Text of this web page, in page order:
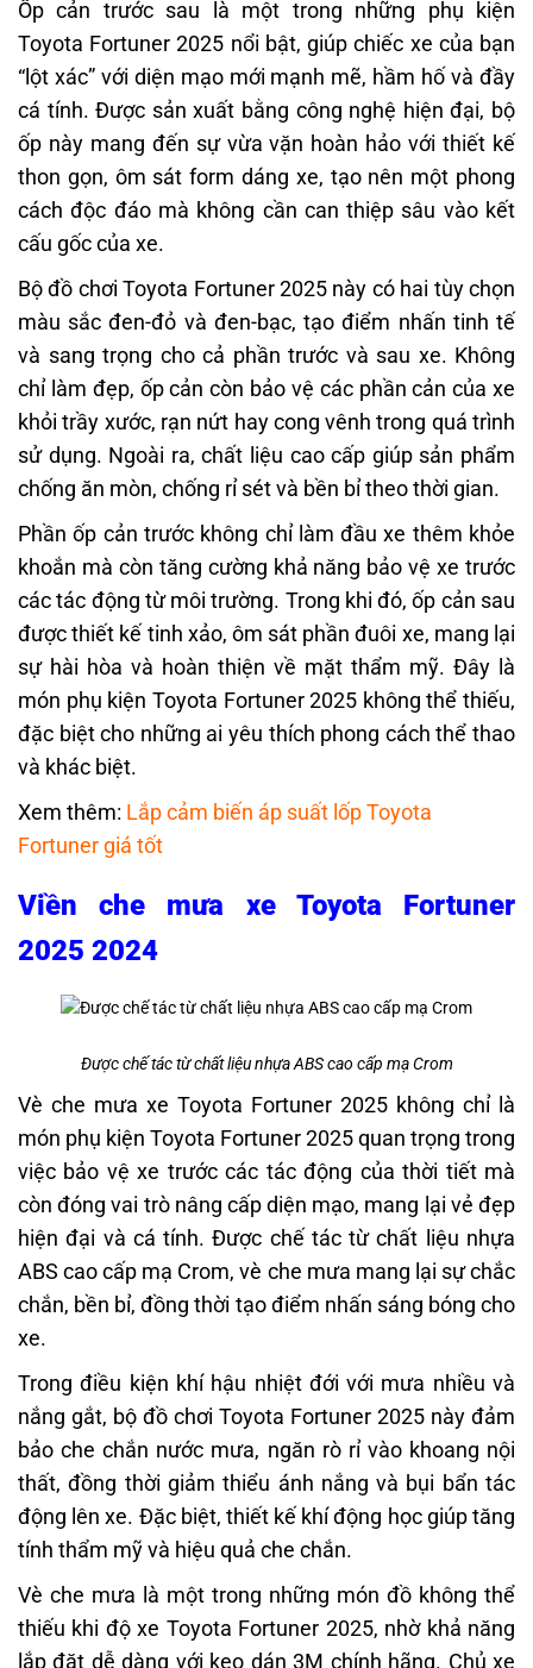
Ốp cản trước sau là một trong những phụ kiện
Toyota Fortuner 2025 nổi bật, giúp chiếc xe của bạn
“lột xác” với diện mạo mới mạnh mẽ, hầm hố và đầy
cá tính. Được sản xuất bằng công nghệ hiện đại, bộ
ốp này mang đến sự vừa vặn hoàn hảo với thiết kế
thon gọn, ôm sát form dáng xe, tạo nên một phong
cách độc đáo mà không cần can thiệp sâu vào kết
cấu gốc của xe.
Bộ đồ chơi Toyota Fortuner 2025 này có hai tùy chọn
màu sắc đen-đỏ và đen-bạc, tạo điểm nhấn tinh tế
và sang trọng cho cả phần trước và sau xe. Không
chỉ làm đẹp, ốp cản còn bảo vệ các phần cản của xe
khỏi trầy xước, rạn nứt hay cong vênh trong quá trình
sử dụng. Ngoài ra, chất liệu cao cấp giúp sản phẩm
chống ăn mòn, chống rỉ sét và bền bỉ theo thời gian.
Phần ốp cản trước không chỉ làm đầu xe thêm khỏe
khoắn mà còn tăng cường khả năng bảo vệ xe trước
các tác động từ môi trường. Trong khi đó, ốp cản sau
được thiết kế tinh xảo, ôm sát phần đuôi xe, mang lại
sự hài hòa và hoàn thiện về mặt thẩm mỹ. Đây là
món phụ kiện Toyota Fortuner 2025 không thể thiếu,
đặc biệt cho những ai yêu thích phong cách thể thao
và khác biệt.
Xem thêm: Lắp cảm biến áp suất lốp Toyota
Fortuner giá tốt
Viền che mưa xe Toyota Fortuner
2025 2024
Được chế tác từ chất liệu nhựa ABS cao cấp mạ Crom
Vè che mưa xe Toyota Fortuner 2025 không chỉ là
món phụ kiện Toyota Fortuner 2025 quan trọng trong
việc bảo vệ xe trước các tác động của thời tiết mà
còn đóng vai trò nâng cấp diện mạo, mang lại vẻ đẹp
hiện đại và cá tính. Được chế tác từ chất liệu nhựa
ABS cao cấp mạ Crom, vè che mưa mang lại sự chắc
chắn, bền bỉ, đồng thời tạo điểm nhấn sáng bóng cho
xe.
Trong điều kiện khí hậu nhiệt đới với mưa nhiều và
nắng gắt, bộ đồ chơi Toyota Fortuner 2025 này đảm
bảo che chắn nước mưa, ngăn rò rỉ vào khoang nội
thất, đồng thời giảm thiểu ánh nắng và bụi bẩn tác
động lên xe. Đặc biệt, thiết kế khí động học giúp tăng
tính thẩm mỹ và hiệu quả che chắn.
Vè che mưa là một trong những món đồ không thể
thiếu khi độ xe Toyota Fortuner 2025, nhờ khả năng
lắp đặt dễ dàng với keo dán 3M chính hãng. Chủ xe